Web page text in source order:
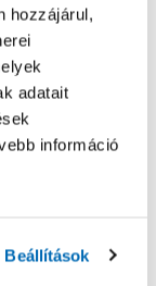
hozzájárul,
adatait
információ
Beállítások